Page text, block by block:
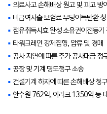
의료사고 손해배상 원고 및 피고 방
비급여시술 보험료 부당이득반환
점유취득시효 완성 소유권이전등기
타워크레인 강제집행, 압류 및 경매
공사 지연에 따른 추가 공사대금 청
공장 및 기계 명도청구 소송
건설기계 하자에 따른 손해배상 청
한수원 762억, 이라크 1350억 등